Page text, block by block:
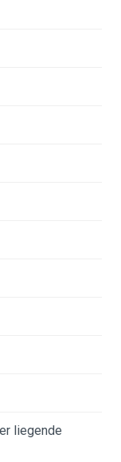
liegende